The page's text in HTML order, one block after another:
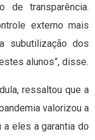
de transparência.
externo mais
subutilização dos
alunos”, disse.
ressaltou que a
valorizou a
eles a garantia do